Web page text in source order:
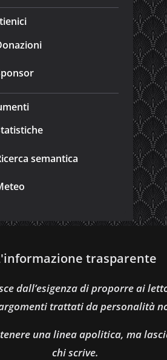
semantica
trasparente
dall’esigenza di proporre ai
trattati da personalità
una linea apolitica, ma
chi scrive.